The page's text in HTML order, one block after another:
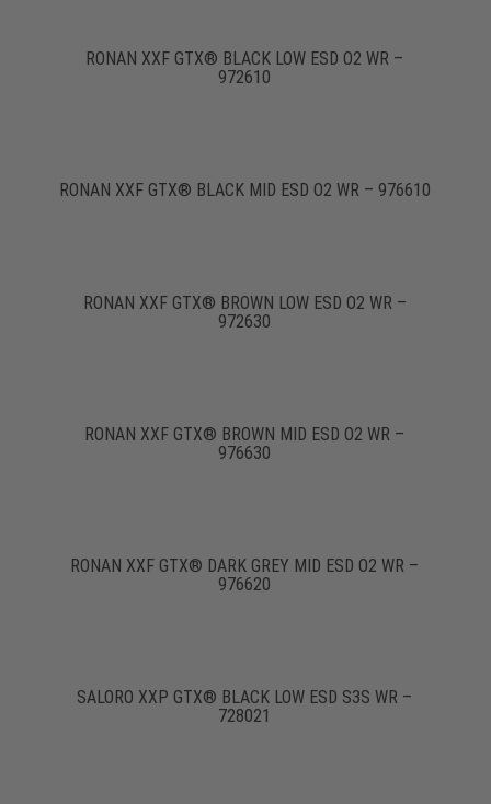
RONAN XXF GTX® BLACK LOW ESD O2 WR –
972610
RONAN XXF GTX® BLACK MID ESD O2 WR – 976610
RONAN XXF GTX® BROWN LOW ESD O2 WR –
972630
RONAN XXF GTX® BROWN MID ESD O2 WR –
976630
RONAN XXF GTX® DARK GREY MID ESD O2 WR –
976620
SALORO XXP GTX® BLACK LOW ESD S3S WR –
728021